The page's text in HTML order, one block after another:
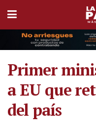
Primer
a EU que
del país